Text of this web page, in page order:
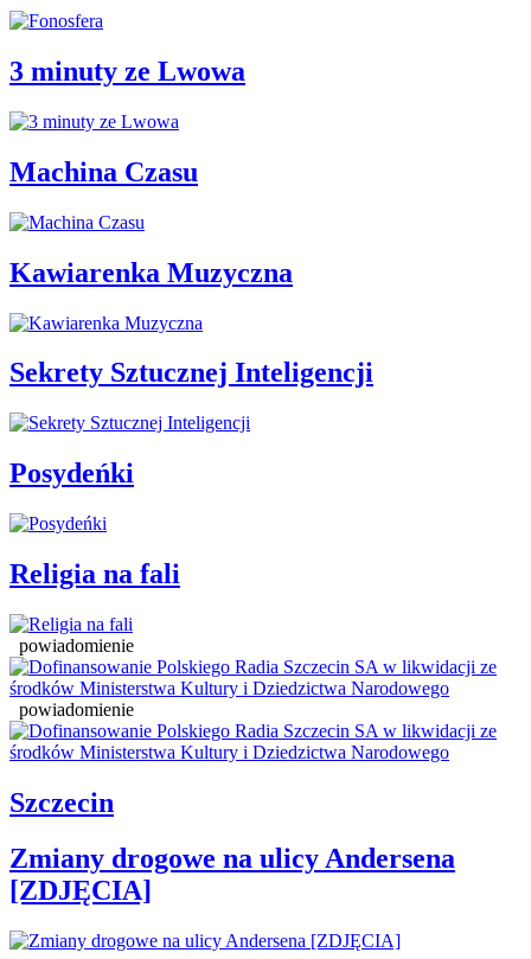
3 minuty ze Lwowa
Machina Czasu
Kawiarenka Muzyczna
Sekrety Sztucznej Inteligencji
Posydeńki
Religia na fali
powiadomienie
powiadomienie
Szczecin
Zmiany drogowe na ulicy Andersena
[ZDJĘCIA]